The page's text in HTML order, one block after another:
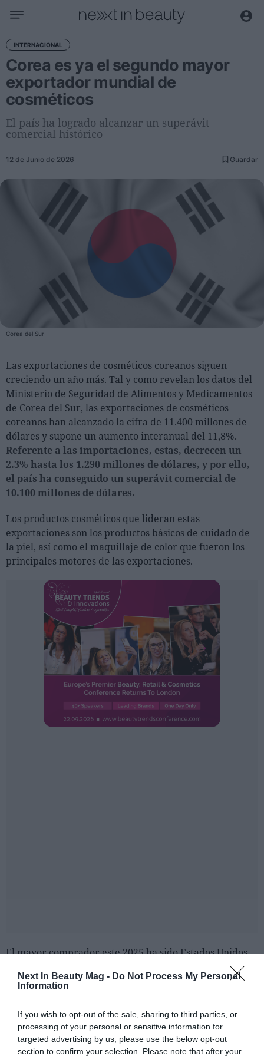
Next In Beauty Mag - Do Not Process My Personal
Information
If you wish to opt-out of the sale, sharing to third parties, or
processing of your personal or sensitive information for
targeted advertising by us, please use the below opt-out
section to confirm your selection. Please note that after your
Negocio
Editorial
Actualidad
Economía y sector
Nombramientos
Entrevistas a directivos
Tendencias
Internacional
Innovación
Ciencia y tecnología
Moda y Lujo
Lanzamientos
Proveedores
Estética
Perfumería
Salud
Moda
Lujo
Eventos
Agenda de actividades
Ferias sectoriales
Formaciones destacadas
Registrarse
INICIAR SESIÓN
EN
INTERNACIONAL
Corea es ya el segundo mayor
exportador mundial de
cosméticos
El país ha logrado alcanzar un superávit
comercial histórico
12 de Junio de 2026 Guardar
Corea del Sur
Las exportaciones de cosméticos coreanos siguen
creciendo un año más. Tal y como revelan los datos del
Ministerio de Seguridad de Alimentos y Medicamentos
de Corea del Sur, las exportaciones de cosméticos
coreanos han alcanzado la cifra de 11.400 millones de
dólares y supone un aumento interanual del 11,8%.
Referente a las importaciones, estas, decrecen un
2.3% hasta los 1.290 millones de dólares, y por ello,
el país ha conseguido un superávit comercial de
10.100 millones de dólares.
Los productos cosméticos que lideran estas
exportaciones son los productos básicos de cuidado de
la piel, así como el maquillaje de color que fueron los
principales motores de las exportaciones.
El mayor comprador este 2025 ha sido Estados Unidos,
con unas compras superiores a los 2.200 millones de
dólares. Le sigue China, con 2.000 millones de dólares, y
Según señalan los datos compartidos por las
autoridades coreanas, el número de destinos de
exportación han crecido hasta un total de 202 países, 30